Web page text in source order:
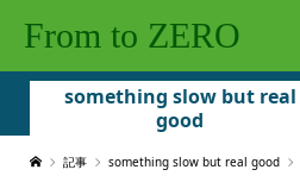
From to ZERO
something slow but real
good
記事 something slow but real good